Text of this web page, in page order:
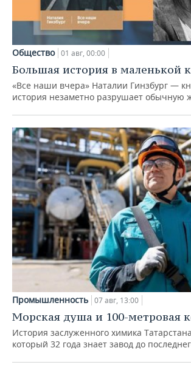
Общество 01 авг, 00:00
Большая история в маленькой
«Все наши вчера» Наталии Гинзбург —
история незаметно разрушает обычную
Промышленность 07 авг, 13:00
Морская душа и 100-метровая
История заслуженного химика
который 32 года знает завод до